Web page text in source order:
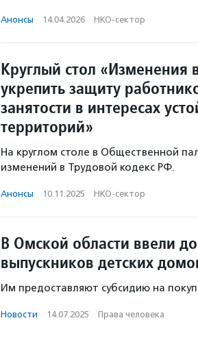
Анонсы · 14.04.2026 · НКО-сектор
Круглый стол «Изменения
укрепить защиту
занятости в интересах
территорий»
На круглом столе в Общественной
изменений в Трудовой кодекс РФ.
Анонсы · 10.11.2025 · НКО-сектор
В Омской области ввели
выпускников детских
Им предоставляют субсидию на
Новости · 14.07.2025 · Права человека